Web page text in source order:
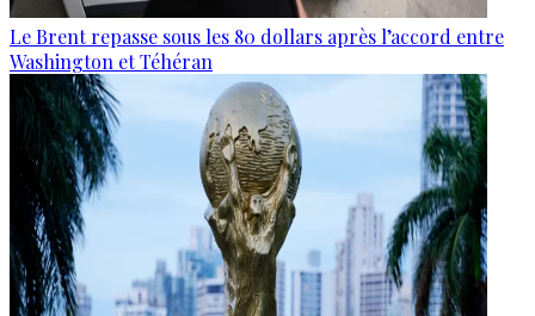
Le Brent repasse sous les 80 dollars après l’accord entre
Washington et Téhéran